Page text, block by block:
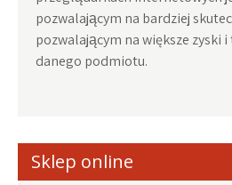
pozwalającym na bardziej
pozwalającym na większe zyski
danego podmiotu.
Sklep online